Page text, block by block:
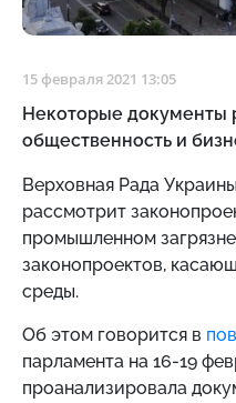
15 февраля 2021 13:05
Некоторые документы
общественность и
Верховная Рада
рассмотрит
промышленном
законопроектов,
среды.
Об этом говорится в
парламента на 16-19
проанализировала